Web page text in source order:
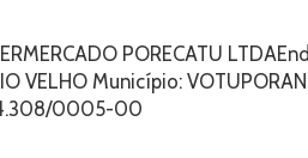
PORECATU
VELHO Município:
0005-00